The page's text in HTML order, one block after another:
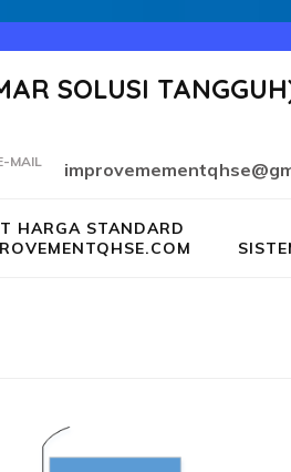
SOLUSI
MAIL
HARGA STANDARD